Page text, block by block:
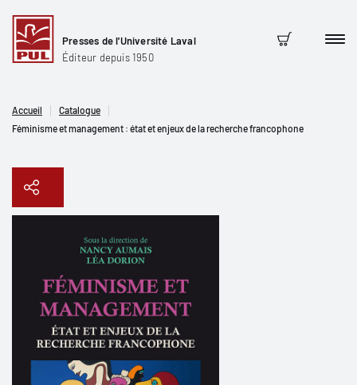
Presses de l'Université Laval
Éditeur depuis 1950
Panier
Accueil
Catalogue
Féminisme et management : état et enjeux de la recherche francophone